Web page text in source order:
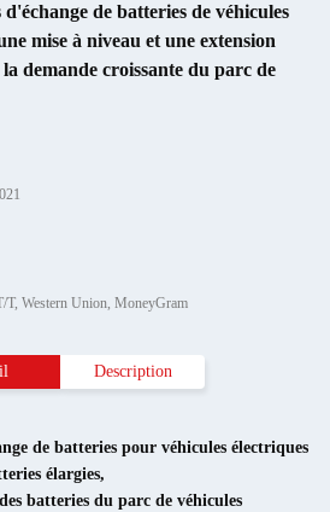
de batteries de véhicules
mise à niveau et une extension
demande croissante du parc de
T, Western Union, MoneyGram
Description
de batteries pour véhicules électriques
élargies,
batteries du parc de véhicules